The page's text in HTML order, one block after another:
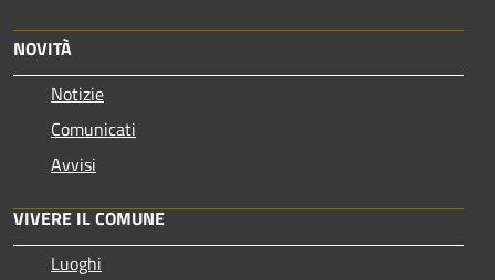
NOVITÀ
Notizie
Comunicati
Avvisi
VIVERE IL COMUNE
Luoghi